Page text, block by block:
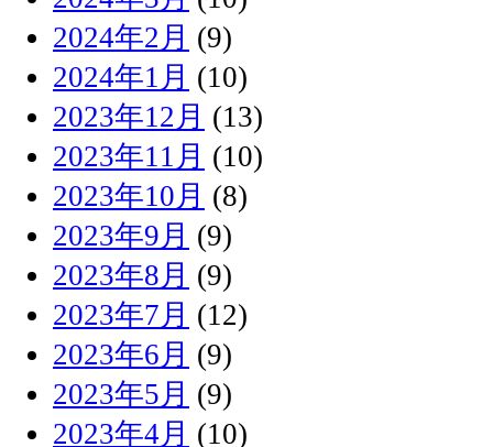
2024年2月 (9)
2024年1月 (10)
2023年12月 (13)
2023年11月 (10)
2023年10月 (8)
2023年9月 (9)
2023年8月 (9)
2023年7月 (12)
2023年6月 (9)
2023年5月 (9)
2023年4月 (10)